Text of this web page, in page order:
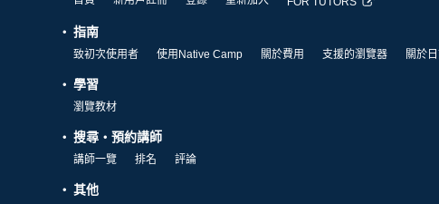
指南
致初次使用者 使用Native Camp 關於費用 支援的瀏覽器 關於
學習
瀏覽教材
搜尋・預約講師
講師一覽 排名 評論
其他